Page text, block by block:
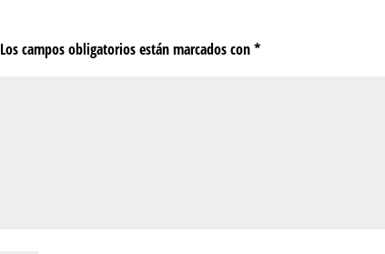
Los campos obligatorios están marcados con*